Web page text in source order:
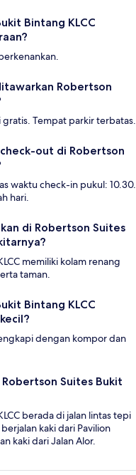
Bintang KLCC
Robertson
Tempat parkir terbatas.
out di Robertson
waktu check-in pukul: 10.30.
hari.
di Robertson Suites
memiliki kolam renang
taman.
Bintang KLCC
dengan kompor dan
Suites Bukit
berada di jalan lintas tepi
kaki dari Pavilion
kaki dari Jalan Alor.